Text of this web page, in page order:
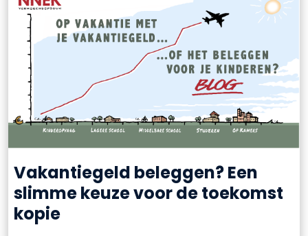
Vakantiegeld beleggen? Een
slimme keuze voor de toekomst
kopie